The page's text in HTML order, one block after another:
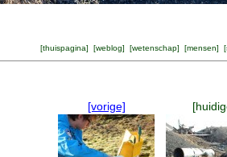
[thuispagina] [weblog] [wetenschap] [mensen] [
[vorige]